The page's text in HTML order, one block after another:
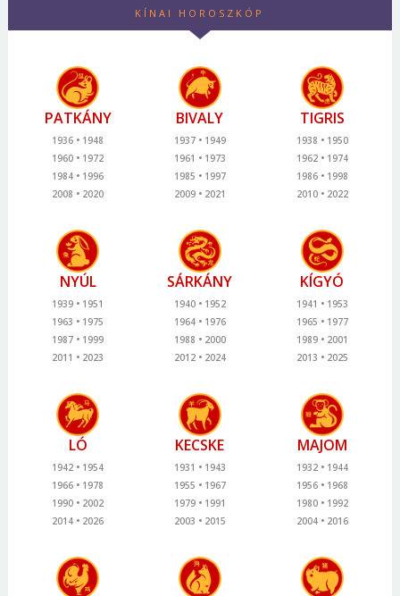
KÍNAI HOROSZKÓP
PATKÁNY
1936
1948
1960
1972
1984
1996
2008
2020
BIVALY
1937
1949
1961
1973
1985
1997
2009
2021
TIGRIS
1938
1950
1962
1974
1986
1998
2010
2022
NYÚL
1939
1951
1963
1975
1987
1999
2011
2023
SÁRKÁNY
1940
1952
1964
1976
1988
2000
2012
2024
KÍGYÓ
1941
1953
1965
1977
1989
2001
2013
2025
LÓ
1942
1954
1966
1978
1990
2002
2014
2026
KECSKE
1931
1943
1955
1967
1979
1991
2003
2015
MAJOM
1932
1944
1956
1968
1980
1992
2004
2016